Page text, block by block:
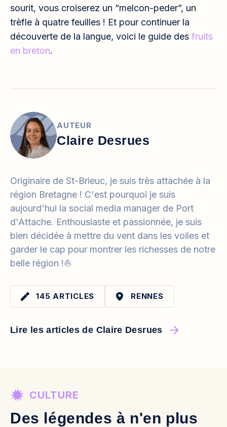
sourit, vous croiserez un “melcon-peder”, un
trèfle à quatre feuilles ! Et pour continuer la
découverte de la langue, voici le guide des fruits
en breton.
AUTEUR
Claire Desrues
Originaire de St-Brieuc, je suis très attachée à la
région Bretagne ! C'est pourquoi je suis
aujourd'hui la social media manager de Port
d'Attache. Enthousiaste et passionnée, je suis
bien décidée à mettre du vent dans les voiles et
garder le cap pour montrer les richesses de notre
belle région !⛵️
145 ARTICLES RENNES
Lire les articles de Claire Desrues
Des légendes à n'en plus
CULTURE